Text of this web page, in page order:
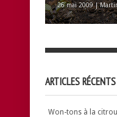
26 mai 2009 |
ARTICLES RÉCENTS
Won-tons à la